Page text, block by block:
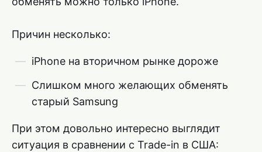
Причин несколько:
iPhone на вторичном рынке дороже
Слишком много желающих обменять
старый Samsung
При этом довольно интересно выглядит
ситуация в сравнении с Trade-in в США: